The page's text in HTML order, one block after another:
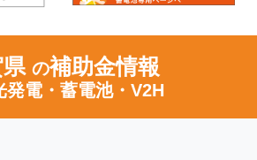
の補助金情報
発電・蓄電池・V2H